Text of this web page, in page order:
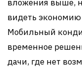
вложения выше,
видеть экономию
Мобильный
временное
дачи, где нет